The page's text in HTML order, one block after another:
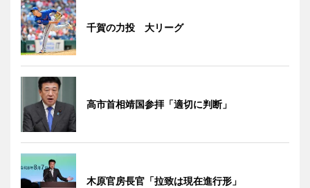
千賀の力投 大リーグ
高市首相靖国参拝「適切に判断」
木原官房長官「拉致は現在進行形」